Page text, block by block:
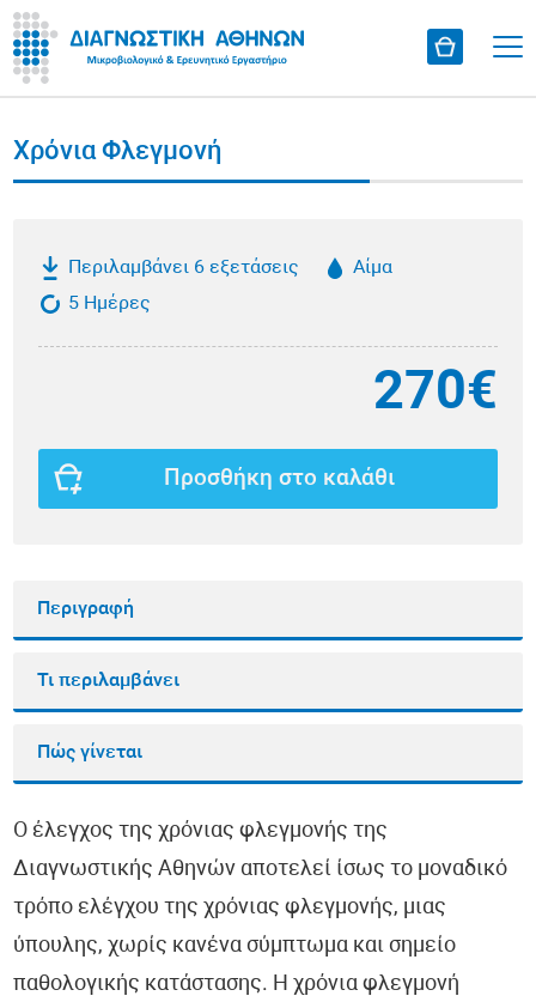
Χρόνια Φλεγμονή
Περιλαμβάνει 6 εξετάσεις
Αίμα
5 Ημέρες
270€
Προσθήκη στο καλάθι
Περιγραφή
Τι περιλαμβάνει
Πώς γίνεται
Ο έλεγχος της χρόνιας φλεγμονής της
Διαγνωστικής Αθηνών αποτελεί ίσως το μοναδικό
τρόπο ελέγχου της χρόνιας φλεγμονής, μιας
ύπουλης, χωρίς κανένα σύμπτωμα και σημείο
παθολογικής κατάστασης. Η χρόνια φλεγμονή